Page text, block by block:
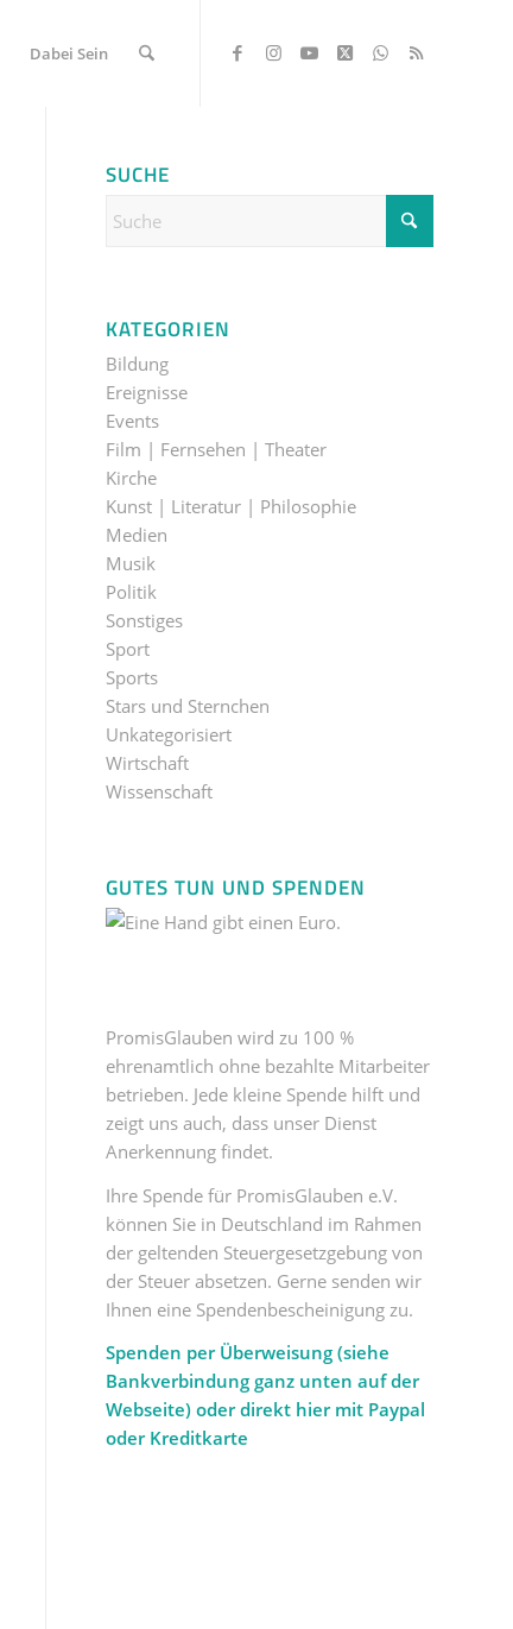
Dabei Sein
SUCHE
KATEGORIEN
Bildung
Ereignisse
Events
Film | Fernsehen | Theater
Kirche
Kunst | Literatur | Philosophie
Medien
Musik
Politik
Sonstiges
Sport
Sports
Stars und Sternchen
Unkategorisiert
Wirtschaft
Wissenschaft
GUTES TUN UND SPENDEN
PromisGlauben wird zu 100 %
ehrenamtlich ohne bezahlte Mitarbeiter
betrieben. Jede kleine Spende hilft und
zeigt uns auch, dass unser Dienst
Anerkennung findet.
Ihre Spende für PromisGlauben e.V.
können Sie in Deutschland im Rahmen
der geltenden Steuergesetzgebung von
der Steuer absetzen. Gerne senden wir
Ihnen eine Spendenbescheinigung zu.
Spenden per Überweisung (siehe
Bankverbindung ganz unten auf der
Webseite) oder direkt hier mit Paypal
oder Kreditkarte